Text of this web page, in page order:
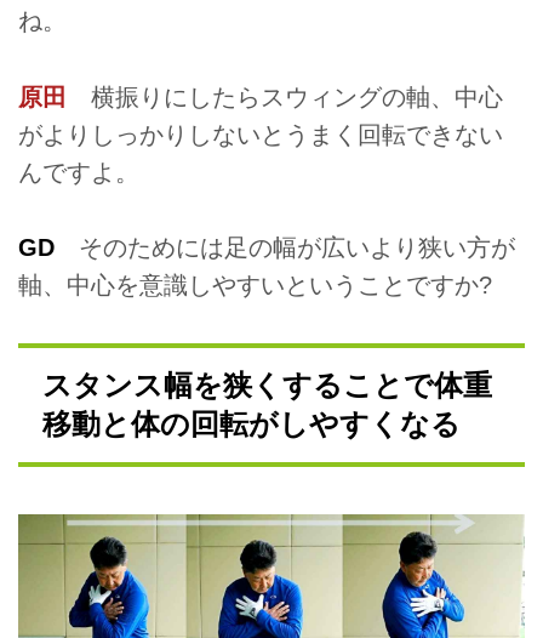
ね。
原田
横振りにしたらスウィングの軸、中心
がよりしっかりしないとうまく回転できない
んですよ。
GD そのためには足の幅が広いより狭い方が
軸、中心を意識しやすいということですか?
スタンス幅を狭くすることで体重
移動と体の回転がしやすくなる